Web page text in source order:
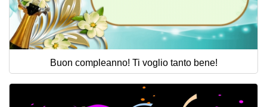
Buon compleanno! Ti voglio tanto bene!